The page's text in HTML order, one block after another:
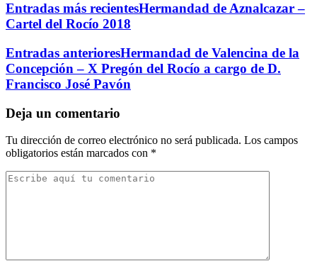
Entradas más recientesHermandad de Aznalcazar –
Cartel del Rocío 2018
Entradas anterioresHermandad de Valencina de la
Concepción – X Pregón del Rocío a cargo de D.
Francisco José Pavón
Deja un comentario
Tu dirección de correo electrónico no será publicada. Los campos
obligatorios están marcados con *